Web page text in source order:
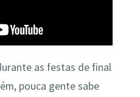
as festas de final
pouca gente sabe